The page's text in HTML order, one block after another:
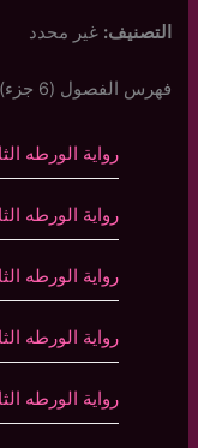
التصنيف: غير محدد
فهرس الفصول (6 جزء)
رواية الورطه
رواية الورطه
رواية الورطه
رواية الورطه
رواية الورطه